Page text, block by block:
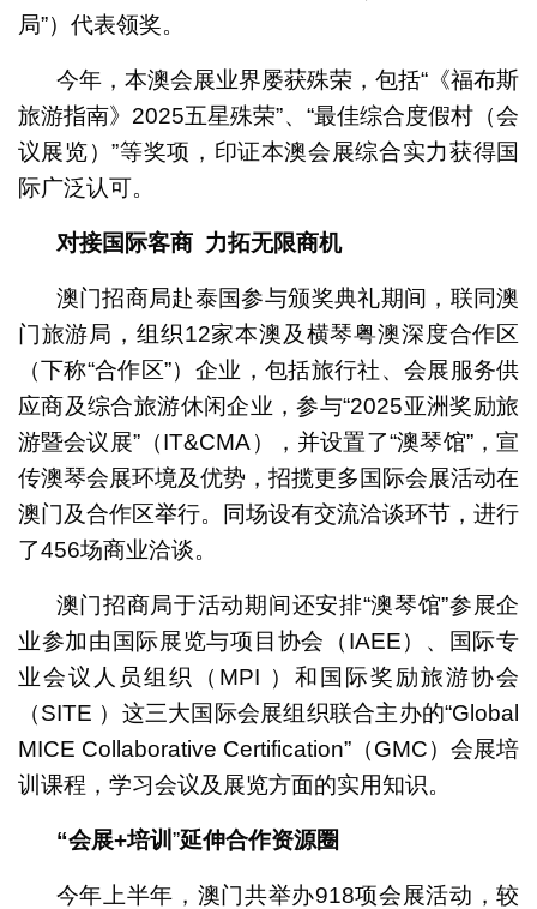
局”）代表领奖。
今年，本澳会展业界屡获殊荣，包括“《福布斯
旅游指南》2025五星殊荣”、“最佳综合度假村（会
议展览）”等奖项，印证本澳会展综合实力获得国
际广泛认可。
对接国际客商 力拓无限商机
澳门招商局赴泰国参与颁奖典礼期间，联同澳
门旅游局，组织12家本澳及横琴粤澳深度合作区
（下称“合作区”）企业，包括旅行社、会展服务供
应商及综合旅游休闲企业，参与“2025亚洲奖励旅
游暨会议展”（IT&CMA），并设置了“澳琴馆”，宣
传澳琴会展环境及优势，招揽更多国际会展活动在
澳门及合作区举行。同场设有交流洽谈环节，进行
了456场商业洽谈。
澳门招商局于活动期间还安排“澳琴馆”参展企
业参加由国际展览与项目协会（IAEE）、国际专
业会议人员组织（MPI ）和国际奖励旅游协会
（SITE ）这三大国际会展组织联合主办的“Global
MICE Collaborative Certification”（GMC）会展培
训课程，学习会议及展览方面的实用知识。
“会展+培训 ”延伸合作资源圈
今年上半年，澳门共举办918项会展活动，较